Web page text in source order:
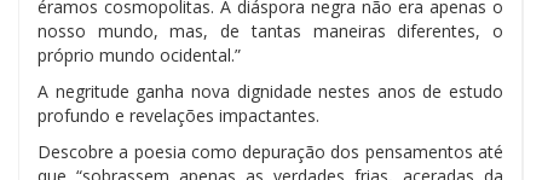
éramos cosmopolitas. A diáspora negra não era apenas o
nosso mundo, mas, de tantas maneiras diferentes, o
próprio mundo ocidental.”
A negritude ganha nova dignidade nestes anos de estudo
profundo e revelações impactantes.
Descobre a poesia como depuração dos pensamentos até